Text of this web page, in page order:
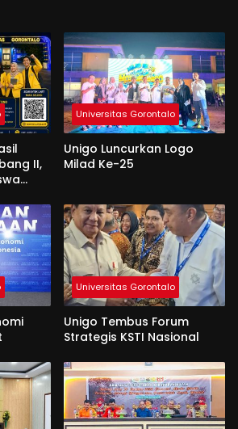
II,
Universitas Gorontalo
Unigo Luncurkan Logo
Milad Ke-25
Universitas Gorontalo
Unigo Tembus Forum
Strategis KSTI Nasional